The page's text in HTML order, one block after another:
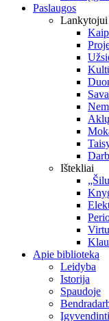
Paslaugos
Lankytojui
Ištekliai
Apie biblioteką
Leidyba
Istorija
Spaudoje